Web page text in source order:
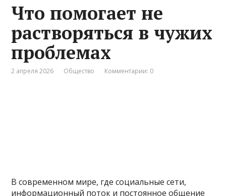
Что помогает не
растворяться в чужих
проблемах
2 апреля 2026 Общество Комментарии: 0
В современном мире, где социальные сети,
информационный поток и постоянное общение